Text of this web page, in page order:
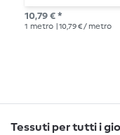
10,79 € *
1 metro | 10,79 € / metro
Tessuti per tutti i